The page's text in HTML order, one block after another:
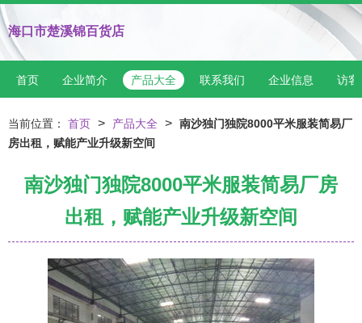
海口市楚溪锦百货店
首页 企业简介 产品大全 联系我们 企业信息 访客
当前位置： 首页 > 产品大全 > 南沙独门独院8000平米服装简易厂
房出租，赋能产业升级新空间
南沙独门独院8000平米服装简易厂房
出租，赋能产业升级新空间